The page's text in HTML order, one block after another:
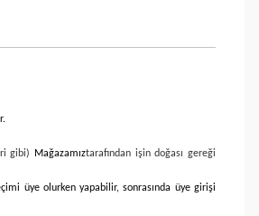
gibi) Mağazamıztarafından işin doğası gereği
üye olurken yapabilir, sonrasında üye girişi